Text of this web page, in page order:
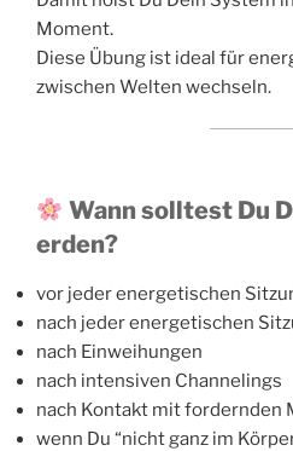
Moment.
Diese Übung ist ideal für
zwischen Welten wechseln.
Wann solltest Du
erden?
vor jeder energetischen
nach jeder energetischen
nach Einweihungen
nach intensiven Channelings
nach Kontakt mit fordernden
wenn Du “nicht ganz im